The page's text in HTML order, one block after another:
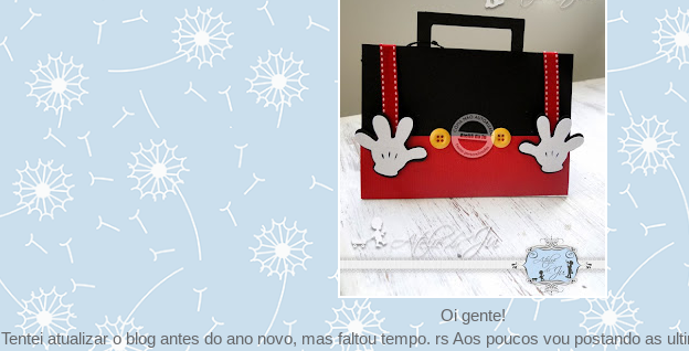
Oi gente!
Tentei atualizar o blog antes do ano novo, mas faltou tempo. rs Aos poucos vou postando as